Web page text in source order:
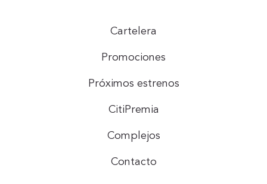
Cartelera
Promociones
Próximos estrenos
CitiPremia
Complejos
Contacto